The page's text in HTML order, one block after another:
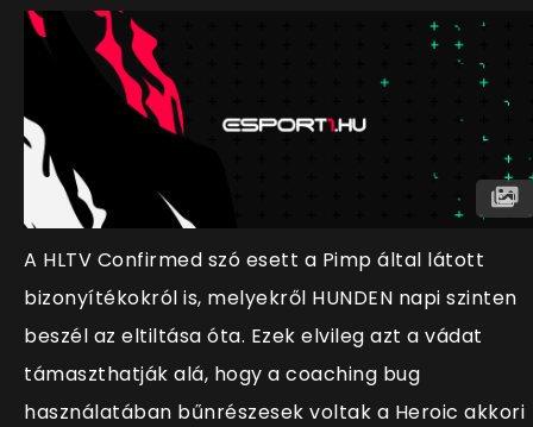
A HLTV Confirmed szó esett a Pimp által látott
bizonyítékokról is, melyekről HUNDEN napi szinten
beszél az eltiltása óta. Ezek elvileg azt a vádat
támaszthatják alá, hogy a coaching bug
használatában bűnrészesek voltak a Heroic akkori